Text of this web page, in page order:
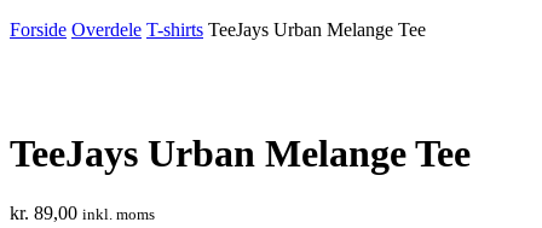
Forside Overdele T-shirts TeeJays Urban Melange Tee
TeeJays Urban Melange Tee
kr. 89,00 inkl. moms